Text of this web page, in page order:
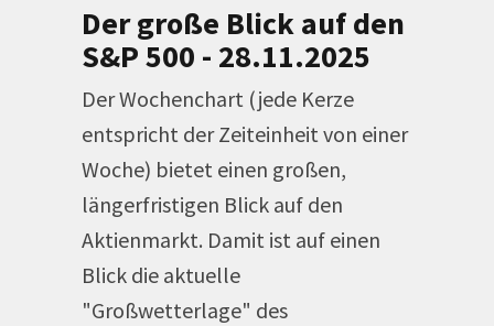
Der große Blick auf den
S&P 500 - 28.11.2025
Der Wochenchart (jede Kerze
entspricht der Zeiteinheit von einer
Woche) bietet einen großen,
längerfristigen Blick auf den
Aktienmarkt. Damit ist auf einen
Blick die aktuelle
"Großwetterlage" des